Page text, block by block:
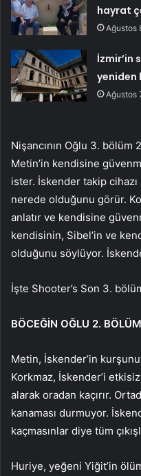
hayrat
Ağustos
İzmir’in
yeniden
Ağustos
Nişancının Oğlu 3. bölüm
Metin’in kendisine
ister. İskender takip
nerede olduğunu görür.
anlatır ve kendisine
kendisinin, Sibel’in ve
olduğunu söylüyor.
İşte Shooter’s Son 3.
BÖCEĞİN OĞLU 2.
Metin, İskender’in
Korkmaz, İskender’i
alarak oradan kaçırır.
kanaması durmuyor.
kaçmasınlar diye tüm
Huriye, yeğeni Yiğit’in